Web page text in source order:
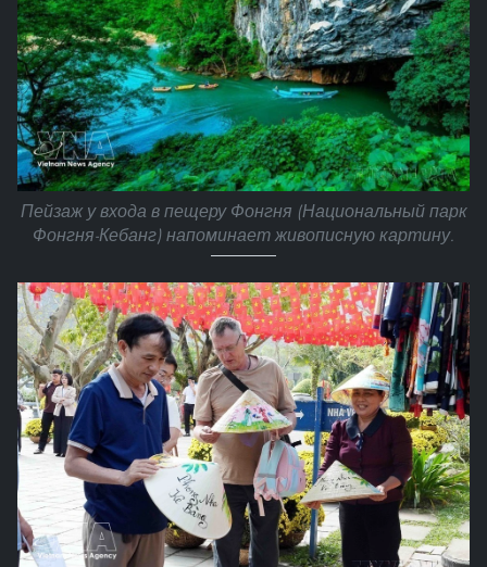
Пейзаж у входа в пещеру Фонгня (Национальный парк
Фонгня-Кебанг) напоминает живописную картину.